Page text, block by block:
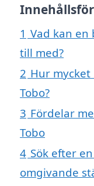
1 Vad kan en
till med?
2 Hur
Tobo?
3 Fördelar
Tobo
4 Sök efter
omgivande